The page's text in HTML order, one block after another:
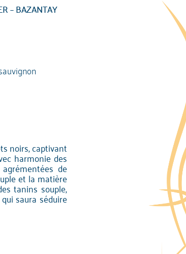
– BAZANTAY
noirs, captivant
harmonie des
de
et la matière
tanins souple,
saura séduire